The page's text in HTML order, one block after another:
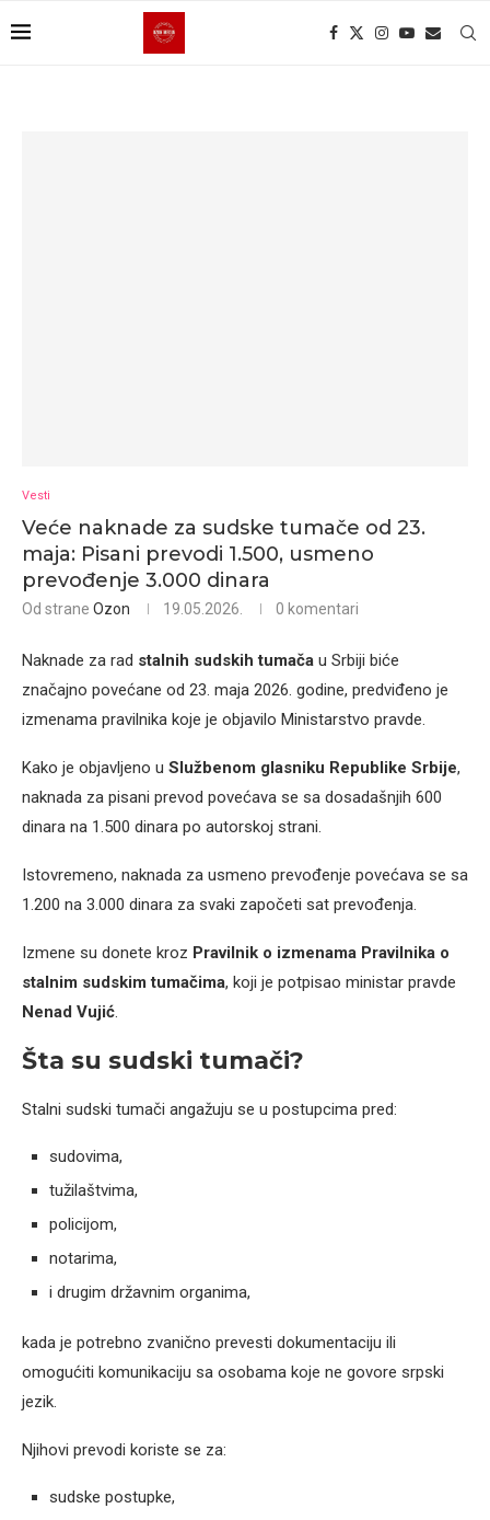
Vesti
Veće naknade za sudske tumače od 23.
maja: Pisani prevodi 1.500, usmeno
prevođenje 3.000 dinara
Od strane Ozon 19.05.2026. 0 komentari
Naknade za rad stalnih sudskih tumača u Srbiji biće
značajno povećane od 23. maja 2026. godine, predviđeno je
izmenama pravilnika koje je objavilo Ministarstvo pravde.
Kako je objavljeno u Službenom glasniku Republike Srbije,
naknada za pisani prevod povećava se sa dosadašnjih 600
dinara na 1.500 dinara po autorskoj strani.
Istovremeno, naknada za usmeno prevođenje povećava se sa
1.200 na 3.000 dinara za svaki započeti sat prevođenja.
Izmene su donete kroz Pravilnik o izmenama Pravilnika o
stalnim sudskim tumačima, koji je potpisao ministar pravde
Nenad Vujić.
Šta su sudski tumači?
Stalni sudski tumači angažuju se u postupcima pred:
sudovima,
tužilaštvima,
policijom,
notarima,
i drugim državnim organima,
kada je potrebno zvanično prevesti dokumentaciju ili
omogućiti komunikaciju sa osobama koje ne govore srpski
jezik.
Njihovi prevodi koriste se za:
sudske postupke,